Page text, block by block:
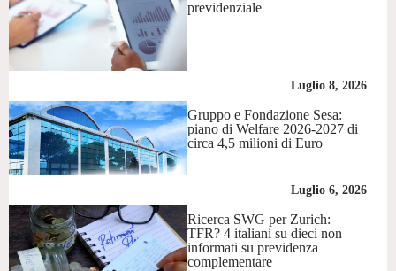
previdenziale
Luglio 8, 2026
Gruppo e Fondazione Sesa:
piano di Welfare 2026-2027 di
circa 4,5 milioni di Euro
Luglio 6, 2026
Ricerca SWG per Zurich:
TFR? 4 italiani su dieci non
informati su previdenza
complementare